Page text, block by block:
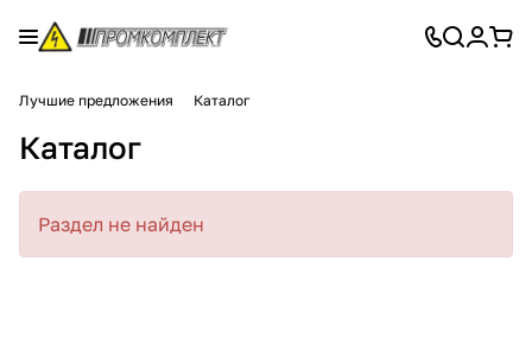
Лучшие предложения Каталог
Каталог
Раздел не найден